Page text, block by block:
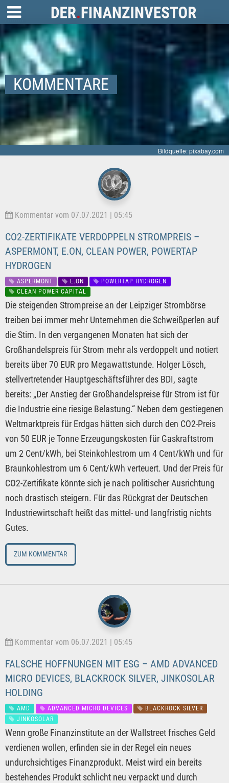
KOMMENTARE
Bildquelle: pixabay.com
Kommentar vom 07.07.2021 | 05:45
CO2-ZERTIFIKATE VERDOPPELN STROMPREIS –
ASPERMONT, E.ON, CLEAN POWER, POWERTAP
HYDROGEN
ASPERMONT E.ON
POWERTAP HYDROGEN
CLEAN POWER CAPITAL
Die steigenden Strompreise an der Leipziger Strombörse
treiben bei immer mehr Unternehmen die Schweißperlen auf
die Stirn. In den vergangenen Monaten hat sich der
Großhandelspreis für Strom mehr als verdoppelt und notiert
bereits über 70 EUR pro Megawattstunde. Holger Lösch,
stellvertretender Hauptgeschäftsführer des BDI, sagte
bereits: „Der Anstieg der Großhandelspreise für Strom ist für
die Industrie eine riesige Belastung.“ Neben dem gestiegenen
Weltmarktpreis für Erdgas hätten sich durch den CO2-Preis
von 50 EUR je Tonne Erzeugungskosten für Gaskraftstrom
um 2 Cent/kWh, bei Steinkohlestrom um 4 Cent/kWh und für
Braunkohlestrom um 6 Cent/kWh verteuert. Und der Preis für
CO2-Zertifikate könnte sich je nach politischer Ausrichtung
noch drastisch steigern. Für das Rückgrat der Deutschen
Industriewirtschaft heißt das mittel- und langfristig nichts
Gutes.
ZUM KOMMENTAR
Kommentar vom 06.07.2021 | 05:45
FALSCHE HOFFNUNGEN MIT ESG – AMD ADVANCED
MICRO DEVICES, BLACKROCK SILVER, JINKOSOLAR
HOLDING
AMD ADVANCED MICRO DEVICES
BLACKROCK SILVER
JINKOSOLAR
Wenn große Finanzinstitute an der Wallstreet frisches Geld
verdienen wollen, erfinden sie in der Regel ein neues
undurchsichtiges Finanzprodukt. Meist wird ein bereits
bestehendes Produkt schlicht neu verpackt und durch